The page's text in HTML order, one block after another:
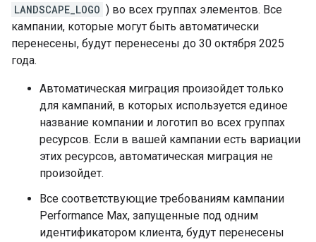
LANDSCAPE_LOGO ) во всех группах элементов. Все
кампании, которые могут быть автоматически
перенесены, будут перенесены до 30 октября 2025
года.
Автоматическая миграция произойдет только
для кампаний, в которых используется единое
название компании и логотип во всех группах
ресурсов. Если в вашей кампании есть вариации
этих ресурсов, автоматическая миграция не
произойдет.
Все соответствующие требованиям кампании
Performance Max, запущенные под одним
идентификатором клиента, будут перенесены